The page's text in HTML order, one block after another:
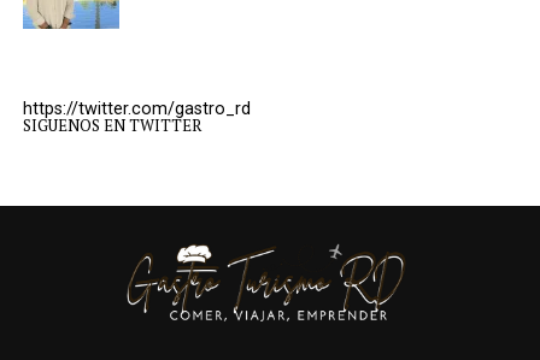
https://twitter.com/gastro_rd
SIGUENOS EN TWITTER